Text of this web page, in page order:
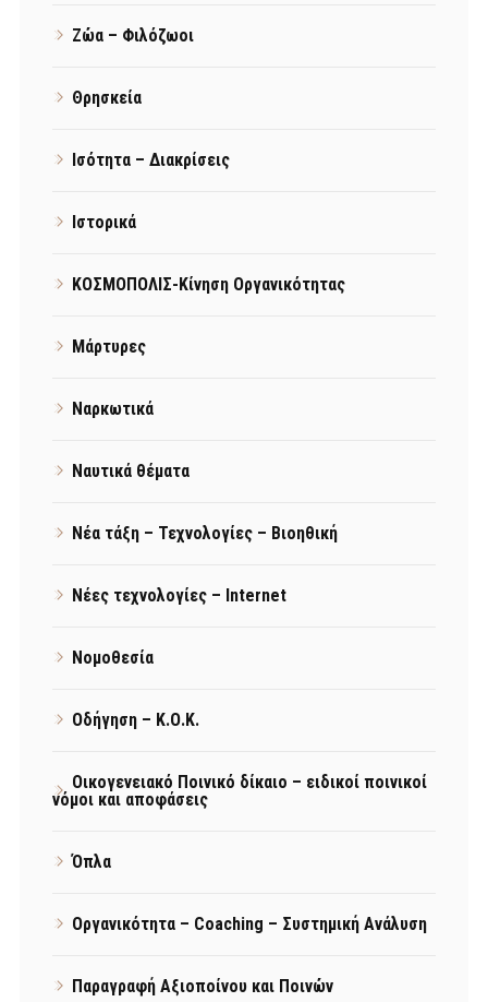
Ζώα – Φιλόζωοι
Θρησκεία
Ισότητα – Διακρίσεις
Ιστορικά
ΚΟΣΜΟΠΟΛΙΣ-Κίνηση Οργανικότητας
Μάρτυρες
Ναρκωτικά
Ναυτικά θέματα
Νέα τάξη – Τεχνολογίες – Βιοηθική
Νέες τεχνολογίες – Internet
Νομοθεσία
Οδήγηση – Κ.Ο.Κ.
Οικογενειακό Ποινικό δίκαιο – ειδικοί ποινικοί
νόμοι και αποφάσεις
Όπλα
Οργανικότητα – Coaching – Συστημική Ανάλυση
Παραγραφή Αξιοποίνου και Ποινών